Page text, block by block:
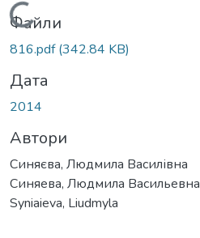
Вантажиться...
Файли
816.pdf(342.84 KB)
Дата
2014
Автори
Синяєва, Людмила Василівна
Синяева, Людмила Васильевна
Syniaieva, Liudmyla